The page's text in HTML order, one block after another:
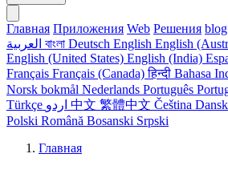
Главная Приложения Web Решения blog
বাংলা Deutsch English English
English (United States) English (India)
Français Français (Canada)हिन्दी Bahasa
Norsk bokmål Nederlands Português
Türkçe
中文 繁體中文 Čeština Dansk
Polski Română Bosanski Srpski
Главная